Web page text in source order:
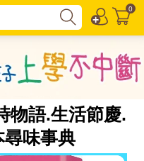
0
物語.生活節慶.
味事典